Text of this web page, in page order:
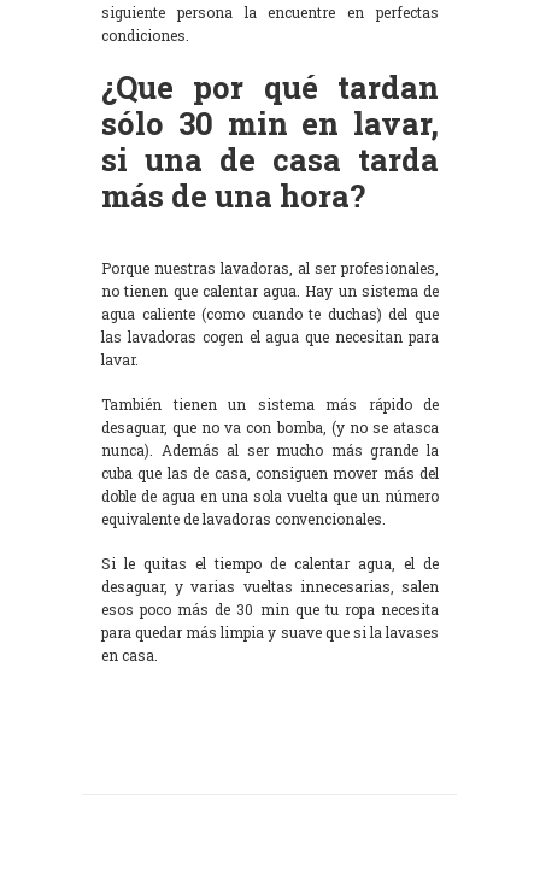
siguiente persona la encuentre en perfectas
condiciones.
¿Que por qué tardan
sólo 30 min en lavar,
si una de casa tarda
más de una hora?
Porque nuestras lavadoras, al ser profesionales,
no tienen que calentar agua. Hay un sistema de
agua caliente (como cuando te duchas) del que
las lavadoras cogen el agua que necesitan para
lavar.
También tienen un sistema más rápido de
desaguar, que no va con bomba, (y no se atasca
nunca). Además al ser mucho más grande la
cuba que las de casa, consiguen mover más del
doble de agua en una sola vuelta que un número
equivalente de lavadoras convencionales.
Si le quitas el tiempo de calentar agua, el de
desaguar, y varias vueltas innecesarias, salen
esos poco más de 30 min que tu ropa necesita
para quedar más limpia y suave que si la lavases
en casa.